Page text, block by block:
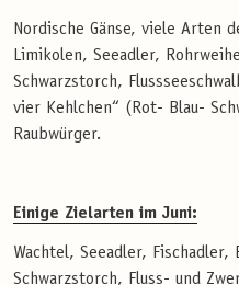
Nordische Gänse, viele Arten
Limikolen, Seeadler,
Schwarzstorch,
vier Kehlchen“ (Rot- Blau-
Raubwürger.
Einige Zielarten im Juni:
Wachtel, Seeadler, Fischadler,
Schwarzstorch, Fluss- und